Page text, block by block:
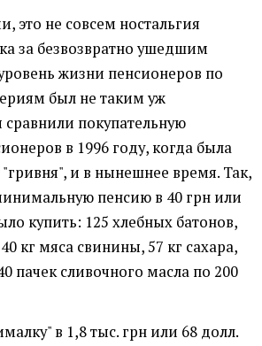
это не совсем ностальгия
за безвозвратно ушедшим
жизни пенсионеров по
был не таким уж
покупательную
в 1996 году, когда была
"гривня", и в нынешнее время. Так,
пенсию в 40 грн или
купить: 125 хлебных батонов,
кг мяса свинины, 57 кг сахара,
пачек сливочного масла по 200
в 1,8 тыс. грн или 68 долл.